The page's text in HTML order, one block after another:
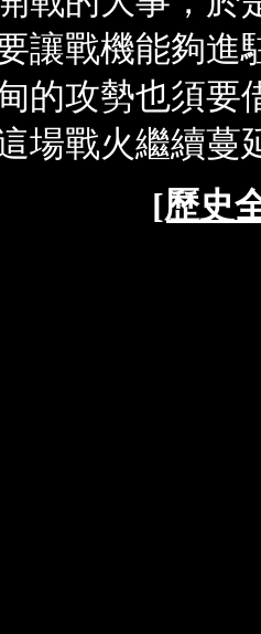
讓戰機能夠進
的攻勢也須要
場戰火繼續蔓
[歷史